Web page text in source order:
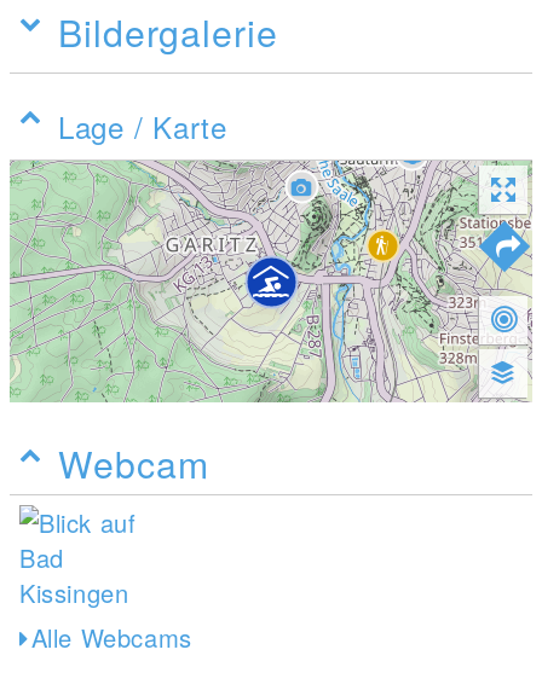
Bildergalerie
Lage / Karte
Webcam
Alle Webcams